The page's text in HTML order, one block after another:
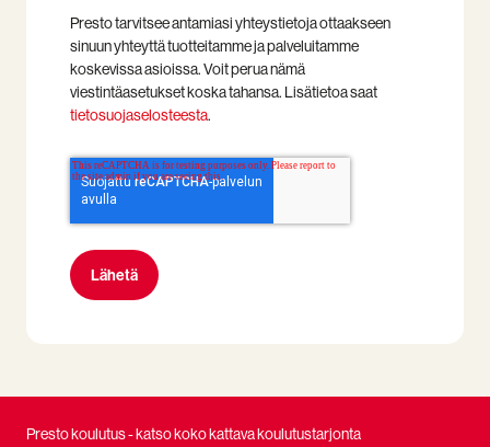
Presto tarvitsee antamiasi yhteystietoja ottaakseen
sinuun yhteyttä tuotteitamme ja palveluitamme
koskevissa asioissa. Voit perua nämä
viestintäasetukset koska tahansa. Lisätietoa saat
tietosuojaselosteesta.
Presto koulutus - katso koko kattava koulutustarjonta